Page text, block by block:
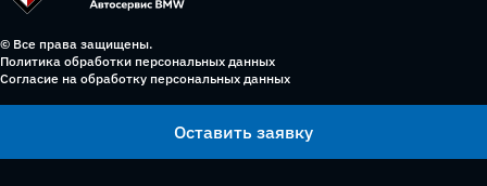
© Все права защищены.
Политика обработки персональных данных
Согласие на обработку персональных данных
Оставить заявку